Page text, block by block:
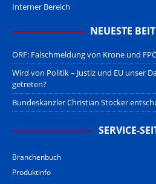
Interner Bereich
NEUESTE
ORF: Falschmeldung von Krone und
Wird von Politik – Justiz und EU unser
getreten?
Bundeskanzler Christian Stocker
SERVICE-
Branchenbuch
Produktinfo